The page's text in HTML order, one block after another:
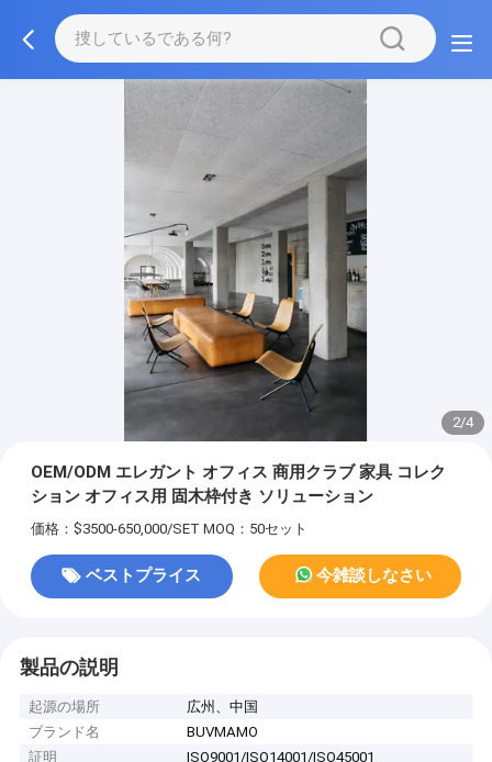
3/4
OEM/ODM エレガント オフィス 商用クラブ 家具 コレク
ション オフィス用 固木枠付き ソリューション
価格：$3500-650,000/SET MOQ：50セット
ベストプライス 今雑談しなさい
製品の説明
起源の場所
広州、中国
ブランド名
BUVMAMO
証明
ISO9001/ISO14001/ISO45001